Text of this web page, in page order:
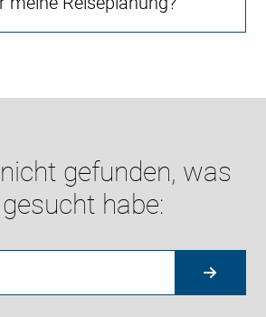
gefunden, was
habe: